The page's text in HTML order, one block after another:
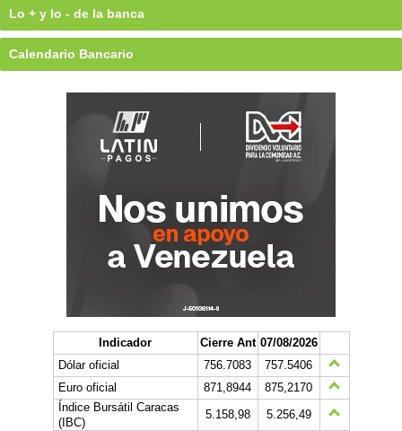
Lo + y lo - de la banca
Calendario Bancario
Indicador Cierre Ant 07/08/2026
Dólar oficial
756.7083
757.5406
Euro oficial
871,8944
875,2170
Índice Bursátil Caracas
(IBC)
5.158,98
5.256,49